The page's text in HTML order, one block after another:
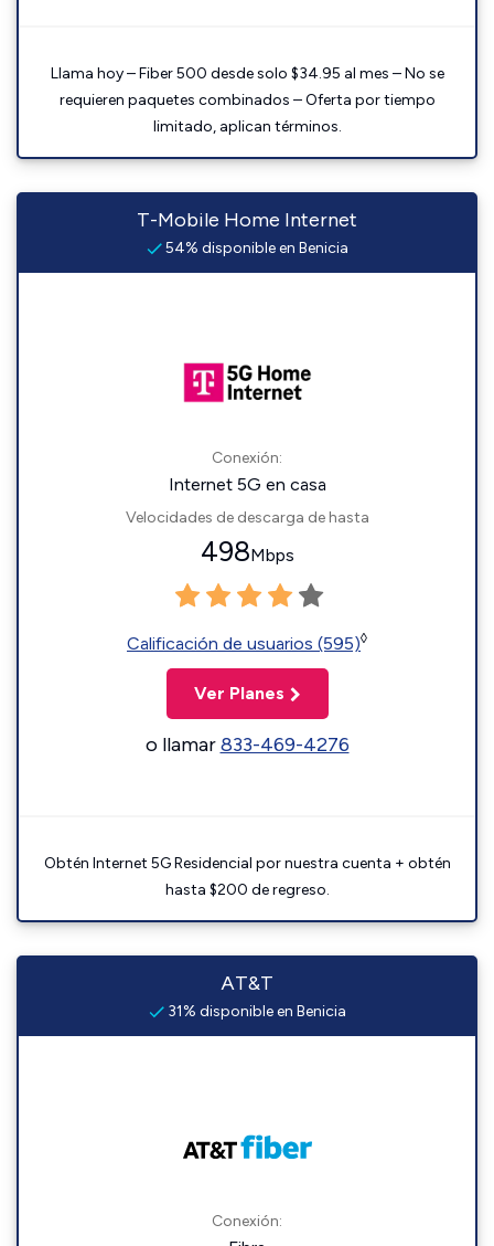
Llama hoy – Fiber 500 desde solo $34.95 al mes – No se
requieren paquetes combinados – Oferta por tiempo
limitado, aplican términos.
T-Mobile Home Internet
54% disponible en Benicia
Conexión:
Internet 5G en casa
Velocidades de descarga de hasta
498Mbps
Calificación de usuarios (595)◊
Ver Planes
o llamar833-469-4276
Obtén Internet 5G Residencial por nuestra cuenta + obtén
hasta $200 de regreso.
AT&T
31% disponible en Benicia
Conexión: